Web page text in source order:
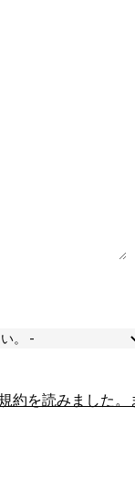
約を読みました。